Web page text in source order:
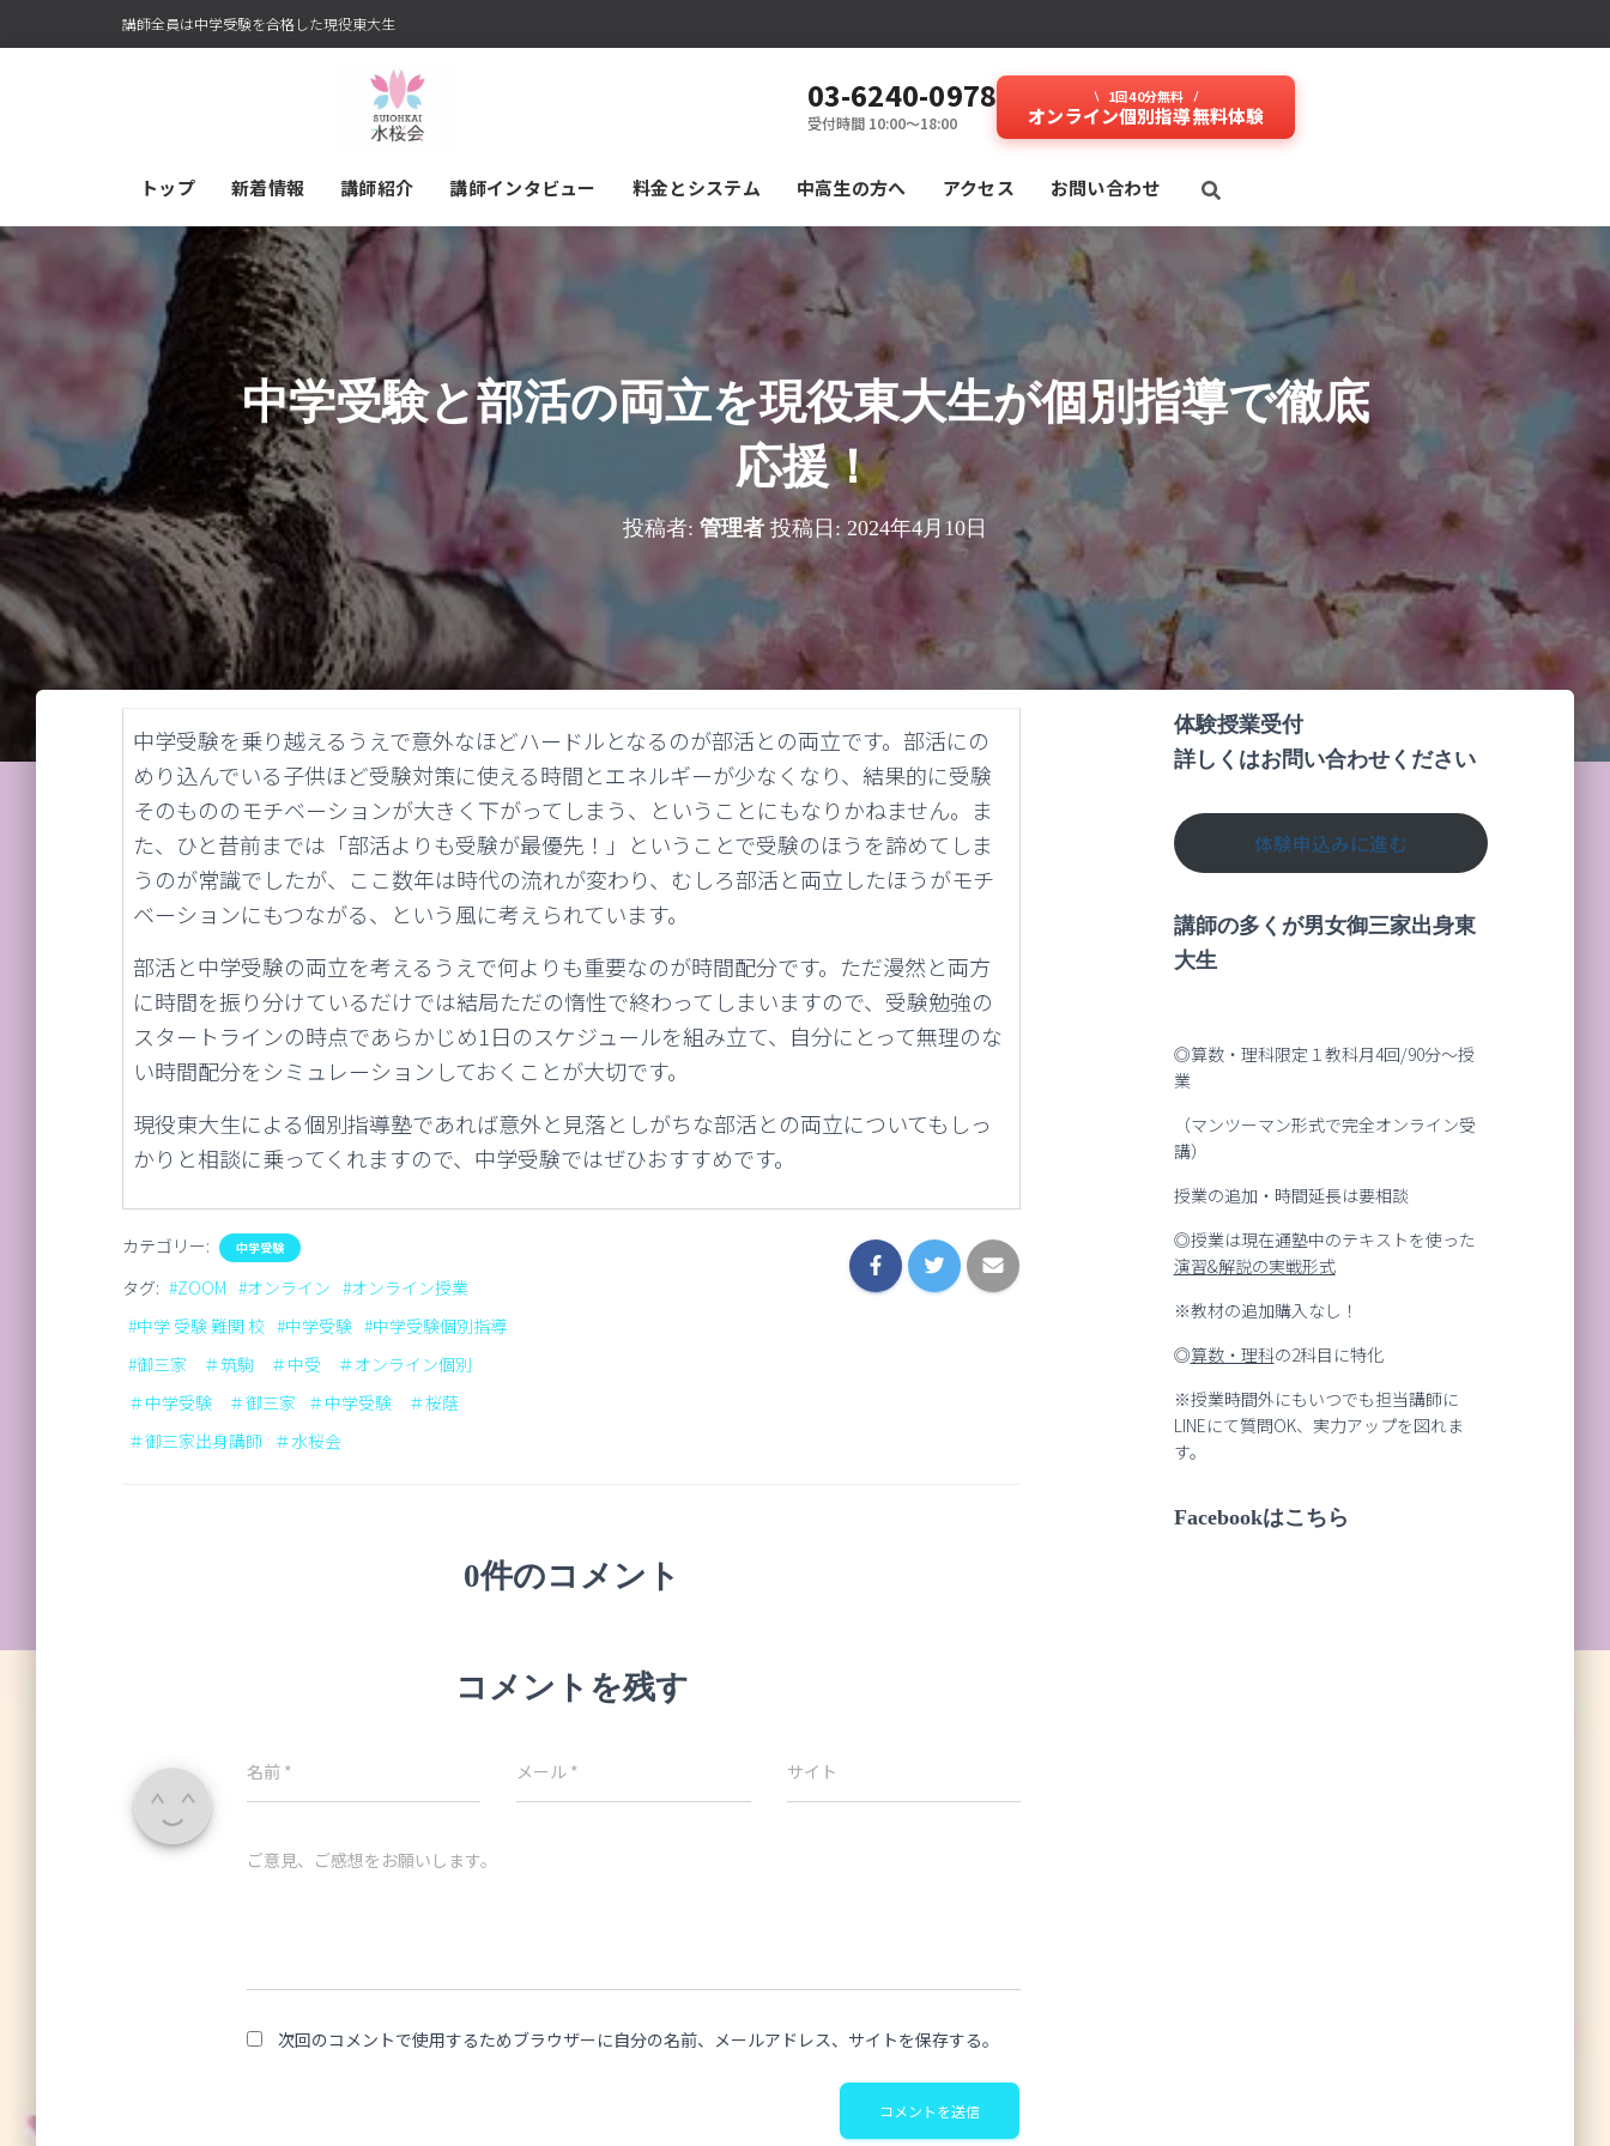
講師全員は中学受験を合格した現役東大生
03-6240-0978
受付時間 10:00～18:00
1回40分無料
オンライン個別指導無料体験
トップ 新着情報 講師紹介 講師インタビュー 料⾦とシステム 中高生の方へ アクセス お問い合わせ
中学受験と部活の両立を現役東大生が個別指導で徹底
応援！
投稿者: 管理者 投稿日:2024年4月10日
中学受験を乗り越えるうえで意外なほどハードルとなるのが部活との両立です。部活にの
めり込んでいる子供ほど受験対策に使える時間とエネルギーが少なくなり、結果的に受験
そのもののモチベーションが大きく下がってしまう、ということにもなりかねません。ま
た、ひと昔前までは「部活よりも受験が最優先！」ということで受験のほうを諦めてしま
うのが常識でしたが、ここ数年は時代の流れが変わり、むしろ部活と両立したほうがモチ
ベーションにもつながる、という風に考えられています。
部活と中学受験の両立を考えるうえで何よりも重要なのが時間配分です。ただ漫然と両方
に時間を振り分けているだけでは結局ただの惰性で終わってしまいますので、受験勉強の
スタートラインの時点であらかじめ1日のスケジュールを組み立て、自分にとって無理のな
い時間配分をシミュレーションしておくことが大切です。
現役東大生による個別指導塾であれば意外と見落としがちな部活との両立についてもしっ
かりと相談に乗ってくれますので、中学受験ではぜひおすすめです。
カテゴリー: 中学受験
タグ: #ZOOM #オンライン #オンライン授業
#中学 受験 難関 校 #中学受験 #中学受験個別指導
#御三家 ＃筑駒 ＃中受 ＃オンライン個別
＃中学受験 ＃御三家
＃中学受験 ＃桜蔭
＃御三家出身講師 ＃水桜会
0件のコメント
コメントを残す
名前 * メール * サイト
ご意見、ご感想をお願いします。
次回のコメントで使用するためブラウザーに自分の名前、メールアドレス、サイトを保存する。
体験授業受付
詳しくはお問い合わせください
体験申込みに進む
講師の多くが男女御三家出身東
大生
◎算数・理科限定１教科月4回/90分～授
業
（マンツーマン形式で完全オンライン受
講）
授業の追加・時間延長は要相談
◎授業は現在通塾中のテキストを使った
演習&解説の実戦形式
※教材の追加購入なし！
◎算数・理科の2科目に特化
※授業時間外にもいつでも担当講師に
LINEにて質問OK、実力アップを図れま
す。
Facebookはこちら